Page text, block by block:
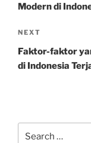
Modern di
Next
Post
NEXT
Faktor-faktor
di Indonesia